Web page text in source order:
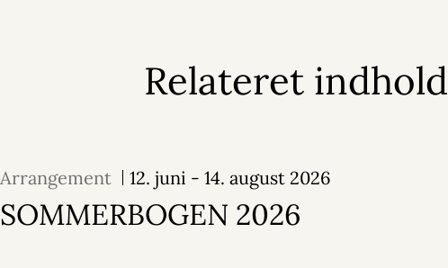
Relateret indhold
Arrangement 12. juni - 14. august 2026
SOMMERBOGEN 2026